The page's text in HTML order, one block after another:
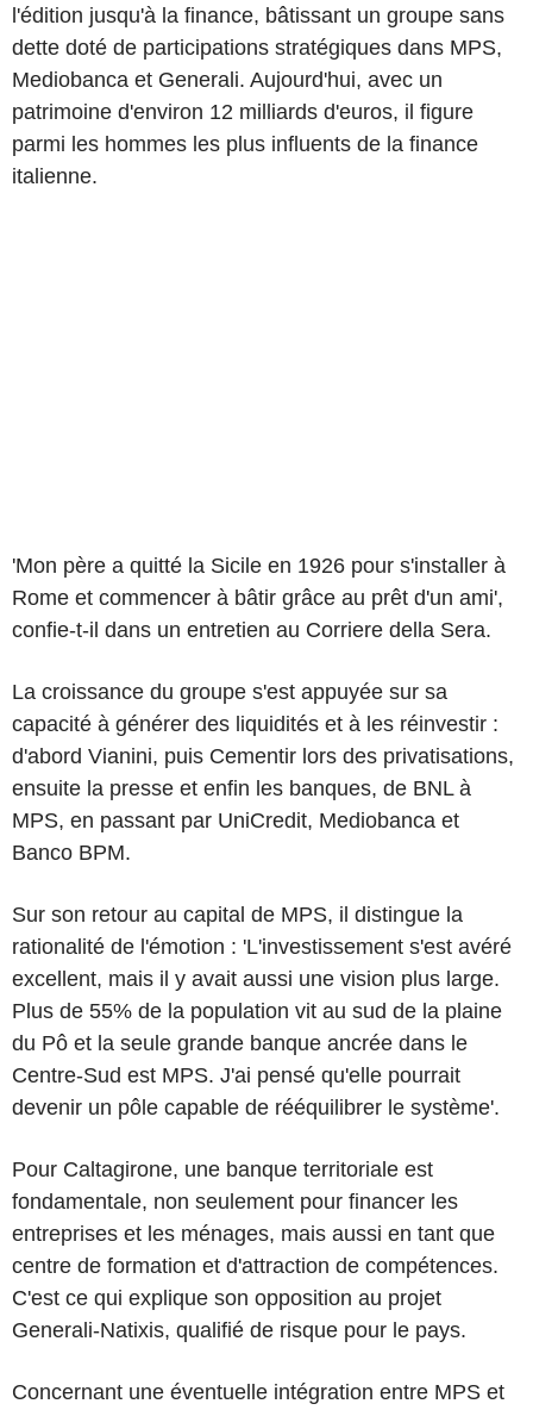
l'édition jusqu'à la finance, bâtissant un groupe sans
dette doté de participations stratégiques dans MPS,
Mediobanca et Generali. Aujourd'hui, avec un
patrimoine d'environ 12 milliards d'euros, il figure
parmi les hommes les plus influents de la finance
italienne.
'Mon père a quitté la Sicile en 1926 pour s'installer à
Rome et commencer à bâtir grâce au prêt d'un ami',
confie-t-il dans un entretien au Corriere della Sera.
La croissance du groupe s'est appuyée sur sa
capacité à générer des liquidités et à les réinvestir :
d'abord Vianini, puis Cementir lors des privatisations,
ensuite la presse et enfin les banques, de BNL à
MPS, en passant par UniCredit, Mediobanca et
Banco BPM.
Sur son retour au capital de MPS, il distingue la
rationalité de l'émotion : 'L'investissement s'est avéré
excellent, mais il y avait aussi une vision plus large.
Plus de 55% de la population vit au sud de la plaine
du Pô et la seule grande banque ancrée dans le
Centre-Sud est MPS. J'ai pensé qu'elle pourrait
devenir un pôle capable de rééquilibrer le système'.
Pour Caltagirone, une banque territoriale est
fondamentale, non seulement pour financer les
entreprises et les ménages, mais aussi en tant que
centre de formation et d'attraction de compétences.
C'est ce qui explique son opposition au projet
Generali-Natixis, qualifié de risque pour le pays.
Concernant une éventuelle intégration entre MPS et